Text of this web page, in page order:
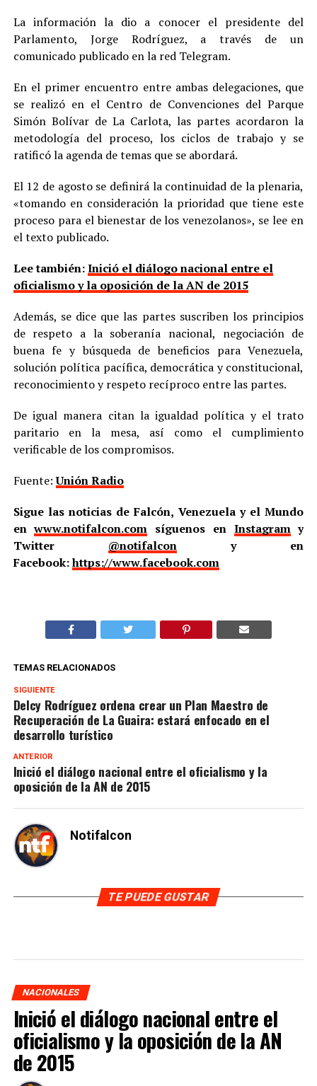
La información la dio a conocer el presidente del
Parlamento, Jorge Rodríguez, a través de un
comunicado publicado en la red Telegram.
En el primer encuentro entre ambas delegaciones, que
se realizó en el Centro de Convenciones del Parque
Simón Bolívar de La Carlota, las partes acordaron la
metodología del proceso, los ciclos de trabajo y se
ratificó la agenda de temas que se abordará.
El 12 de agosto se definirá la continuidad de la plenaria,
«tomando en consideración la prioridad que tiene este
proceso para el bienestar de los venezolanos», se lee en
el texto publicado.
Lee también:Inició el diálogo nacional entre el
oficialismo y la oposición de la AN de 2015
Además, se dice que las partes suscriben los principios
de respeto a la soberanía nacional, negociación de
buena fe y búsqueda de beneficios para Venezuela,
solución política pacífica, democrática y constitucional,
reconocimiento y respeto recíproco entre las partes.
De igual manera citan la igualdad política y el trato
paritario en la mesa, así como el cumplimiento
verificable de los compromisos.
Fuente:Unión Radio
Sigue las noticias de Falcón, Venezuela y el Mundo
enwww.notifalcon.com síguenos en Instagramy
Twitter @notifalcony en
Facebook:https://www.facebook.com
TEMAS RELACIONADOS
SIGUIENTE
Delcy Rodríguez ordena crear un Plan Maestro de
Recuperación de La Guaira: estará enfocado en el
desarrollo turístico
ANTERIOR
Inició el diálogo nacional entre el oficialismo y la
oposición de la AN de 2015
Notifalcon
TE PUEDE GUSTAR
NACIONALES
Inició el diálogo nacional entre el
oficialismo y la oposición de la AN
de 2015